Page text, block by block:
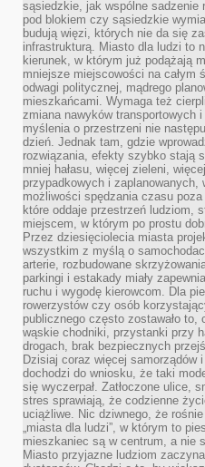
sąsiedzkie, jak wspólne sadzenie
pod blokiem czy sąsiedzkie
budują więzi, których nie da się
infrastrukturą. Miasto dla ludzi to
kierunek, w którym już podążają
mniejsze miejscowości na całym
odwagi politycznej, mądrego
mieszkańcami. Wymaga też
zmiana nawyków transportowych
myślenia o przestrzeni nie
dzień. Jednak tam, gdzie
rozwiązania, efekty szybko stają
mniej hałasu, więcej zieleni,
przypadkowych i zaplanowanych,
możliwości spędzania czasu
które oddaje przestrzeń ludziom,
miejscem, w którym po prostu
Przez dziesięciolecia miasta
wszystkim z myślą o
arterie, rozbudowane
parkingi i estakady miały
ruchu i wygodę kierowcom. Dla
rowerzystów czy osób
publicznego często zostawało to,
wąskie chodniki, przystanki przy
drogach, brak bezpiecznych
Dzisiaj coraz więcej samorządów
dochodzi do wniosku, że taki
się wyczerpał. Zatłoczone ulice,
stres sprawiają, że codzienne
uciążliwe. Nic dziwnego, że
„miasta dla ludzi”, w którym to
mieszkaniec są w centrum, a nie
Miasto przyjazne ludziom